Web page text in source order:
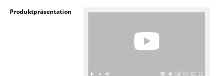
Doppelbetten
Produktpräsentation